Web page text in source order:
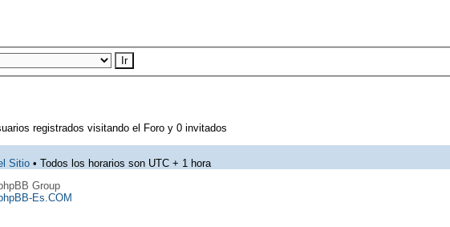
registrados visitando el Foro y 0 invitados
Sitio • Todos los horarios son UTC + 1 hora
Group
Es.COM